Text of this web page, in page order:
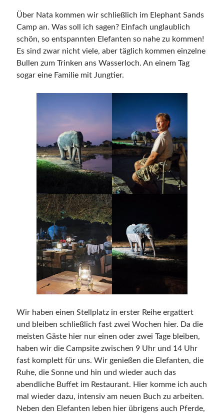
Camping
Events
Jimny & Friends
Offroadreisen
Reisen
SARAH
Über Nata kommen wir schließlich im Elephant Sands
Camp an. Was soll ich sagen? Einfach unglaublich
schön, so entspannten Elefanten so nahe zu kommen!
Es sind zwar nicht viele, aber täglich kommen einzelne
Bullen zum Trinken ans Wasserloch. An einem Tag
sogar eine Familie mit Jungtier.
Wir haben einen Stellplatz in erster Reihe ergattert
und bleiben schließlich fast zwei Wochen hier. Da die
meisten Gäste hier nur einen oder zwei Tage bleiben,
haben wir die Campsite zwischen 9 Uhr und 14 Uhr
fast komplett für uns. Wir genießen die Elefanten, die
Ruhe, die Sonne und hin und wieder auch das
abendliche Buffet im Restaurant. Hier komme ich auch
mal wieder dazu, intensiv am neuen Buch zu arbeiten.
Neben den Elefanten leben hier übrigens auch Pferde,